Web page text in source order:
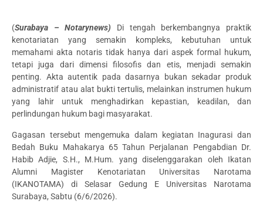
(Surabaya – Notarynews) Di tengah berkembangnya praktik
kenotariatan yang semakin kompleks, kebutuhan untuk
memahami akta notaris tidak hanya dari aspek formal hukum,
tetapi juga dari dimensi filosofis dan etis, menjadi semakin
penting. Akta autentik pada dasarnya bukan sekadar produk
administratif atau alat bukti tertulis, melainkan instrumen hukum
yang lahir untuk menghadirkan kepastian, keadilan, dan
perlindungan hukum bagi masyarakat.
Gagasan tersebut mengemuka dalam kegiatan Inagurasi dan
Bedah Buku Mahakarya 65 Tahun Perjalanan Pengabdian Dr.
Habib Adjie, S.H., M.Hum. yang diselenggarakan oleh Ikatan
Alumni Magister Kenotariatan Universitas Narotama
(IKANOTAMA) di Selasar Gedung E Universitas Narotama
Surabaya, Sabtu (6/6/2026).